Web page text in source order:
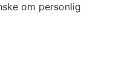
om personlig